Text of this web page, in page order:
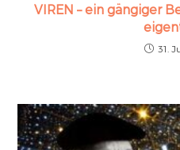
VIREN – ein gängiger
31.